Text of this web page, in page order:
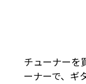
チューナーを
ーナーで、ギ